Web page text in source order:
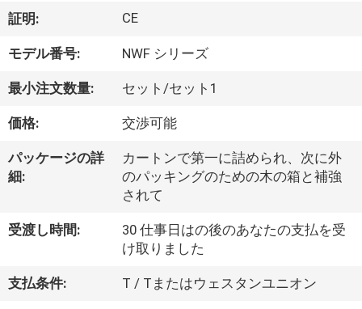
ト
ビ
オ
達
つ
証明: CE
モデル番号: NWF シリーズ
最小注文数量: セット/セット1
価格: 交渉可能
パッケージの詳
細:
カートンで第一に詰められ、次に外
のパッキングのための木の箱と補強
されて
受渡し時間:
30 仕事日はの後のあなたの支払を受
け取りました
支払条件: T / Tまたはウェスタンユニオン